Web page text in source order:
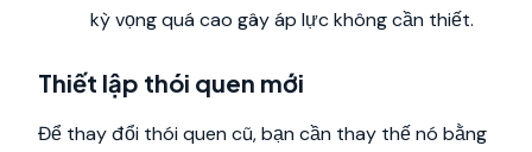
kỳ vọng quá cao gây áp lực không cần thiết.
Thiết lập thói quen mới
Để thay đổi thói quen cũ, bạn cần thay thế nó bằng